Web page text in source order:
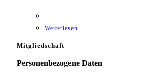
Weiterlesen
Mitgliedschaft
Personenbezogene Daten